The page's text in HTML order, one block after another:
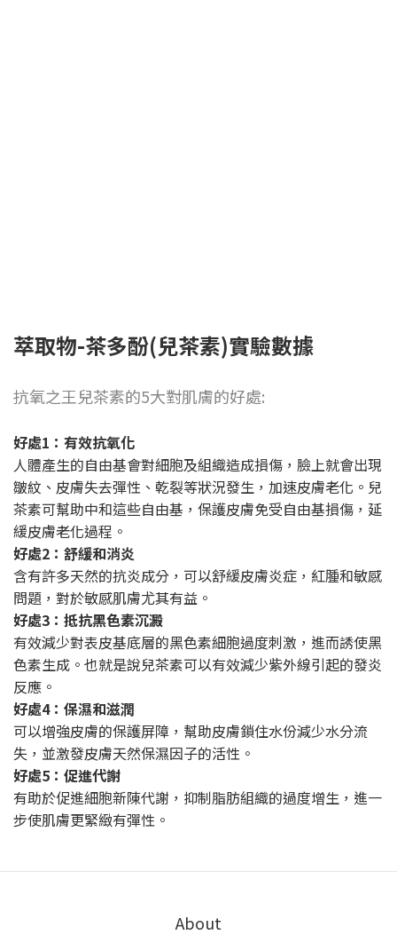
萃取物-茶多酚(兒茶素)實驗數據
抗氧之王兒茶素的5大對肌膚的好處:
好處1：有效抗氧化
人體產生的自由基會對細胞及組織造成損傷，臉上就會出現
皺紋、皮膚失去彈性、乾裂等狀況發生，加速皮膚老化。兒
茶素可幫助中和這些自由基，保護皮膚免受自由基損傷，延
緩皮膚老化過程。
好處2：舒緩和消炎
含有許多天然的抗炎成分，可以舒緩皮膚炎症，紅腫和敏感
問題，對於敏感肌膚尤其有益。
好處3：抵抗黑色素沉澱
有效減少對表皮基底層的黑色素細胞過度刺激，進而誘使黑
色素生成。也就是說兒茶素可以有效減少紫外線引起的發炎
反應。
好處4：保濕和滋潤
可以增強皮膚的保護屏障，幫助皮膚鎖住水份減少水分流
失，並激發皮膚天然保濕因子的活性。
好處5：促進代謝
有助於促進細胞新陳代謝，抑制脂肪組織的過度增生，進一
步使肌膚更緊緻有彈性。
About